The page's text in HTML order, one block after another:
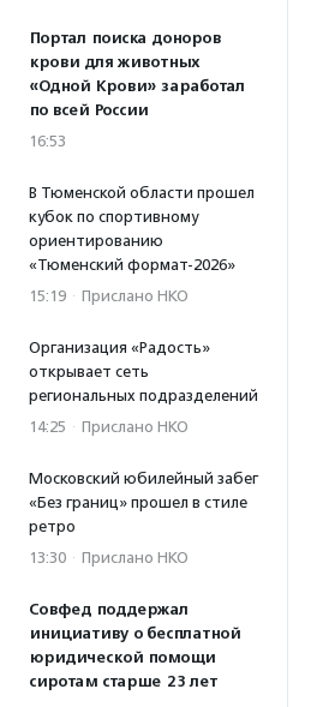
Портал поиска доноров
крови для животных
«Одной Крови» заработал
по всей России
16:53
В Тюменской области прошел
кубок по спортивному
ориентированию
«Тюменский формат-2026»
15:19 · Прислано НКО
Организация «Радость»
открывает сеть
региональных подразделений
14:25 · Прислано НКО
Московский юбилейный забег
«Без границ» прошел в стиле
ретро
13:30 · Прислано НКО
Совфед поддержал
инициативу о бесплатной
юридической помощи
сиротам старше 23 лет